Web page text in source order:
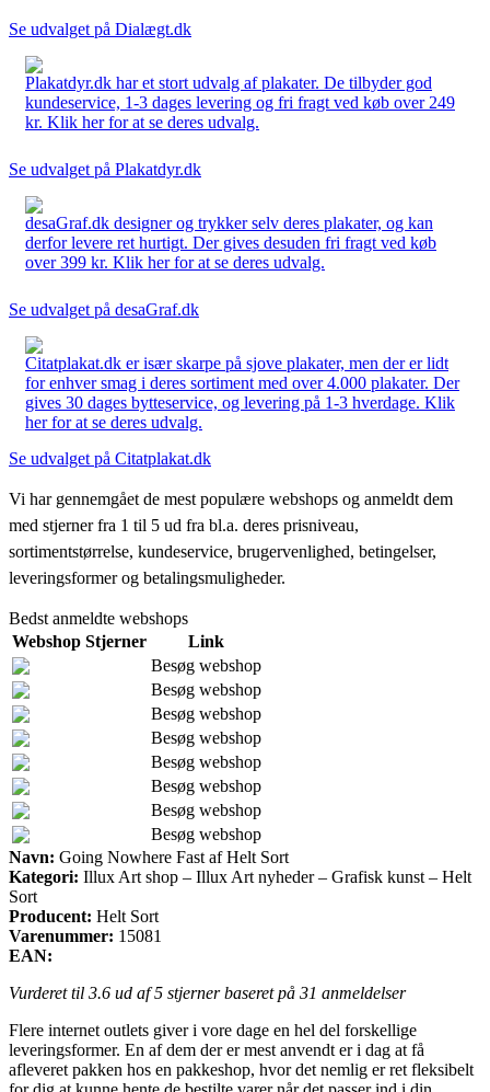
Se udvalget på Dialægt.dk
Plakatdyr.dk har et stort udvalg af plakater. De tilbyder god
kundeservice, 1-3 dages levering og fri fragt ved køb over 249
kr. Klik her for at se deres udvalg.
Se udvalget på Plakatdyr.dk
desaGraf.dk designer og trykker selv deres plakater, og kan
derfor levere ret hurtigt. Der gives desuden fri fragt ved køb
over 399 kr. Klik her for at se deres udvalg.
Se udvalget på desaGraf.dk
Citatplakat.dk er især skarpe på sjove plakater, men der er lidt
for enhver smag i deres sortiment med over 4.000 plakater. Der
gives 30 dages bytteservice, og levering på 1-3 hverdage. Klik
her for at se deres udvalg.
Se udvalget på Citatplakat.dk
Vi har gennemgået de mest populære webshops og anmeldt dem
med stjerner fra 1 til 5 ud fra bl.a. deres prisniveau,
sortimentstørrelse, kundeservice, brugervenlighed, betingelser,
leveringsformer og betalingsmuligheder.
Bedst anmeldte webshops
Webshop Stjerner
Link
Besøg webshop
Besøg webshop
Besøg webshop
Besøg webshop
Besøg webshop
Besøg webshop
Besøg webshop
Besøg webshop
Navn: Going Nowhere Fast af Helt Sort
Kategori: Illux Art shop – Illux Art nyheder – Grafisk kunst – Helt
Sort
Producent: Helt Sort
Varenummer: 15081
EAN:
Vurderet til 3.6 ud af 5 stjerner baseret på 31 anmeldelser
Flere internet outlets giver i vore dage en hel del forskellige
leveringsformer. En af dem der er mest anvendt er i dag at få
afleveret pakken hos en pakkeshop, hvor det nemlig er ret fleksibelt